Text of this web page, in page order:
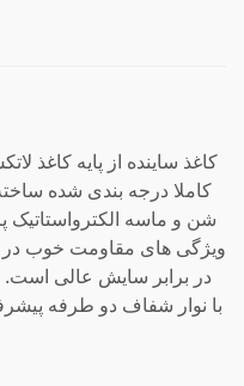
کاغذ ساینده از پایه کاغذ
کاملا درجه بندی شده
شن و ماسه
ویژگی های مقاومت خوب در
در برابر سایش عالی
با نوار شفاف دو طرفه